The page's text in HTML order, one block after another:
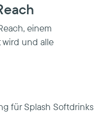
einem
und alle
für Splash Softdrinks